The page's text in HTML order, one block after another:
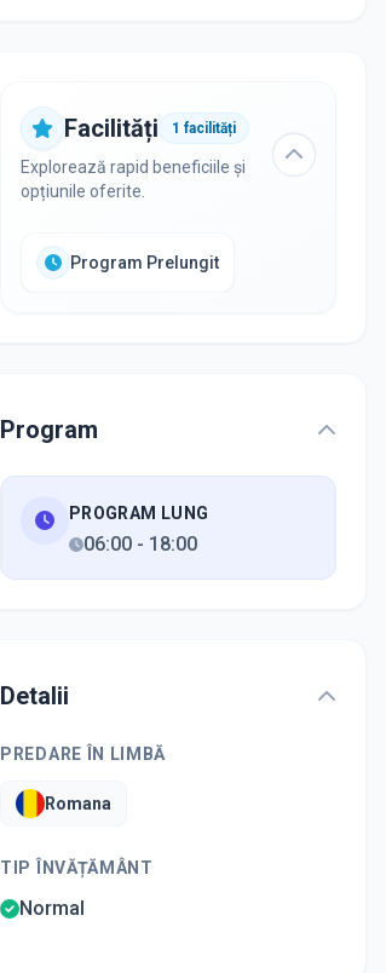
Facilități 1 facilități
Explorează rapid beneficiile și
opțiunile oferite.
Program Prelungit
Program
PROGRAM LUNG
06:00 - 18:00
Detalii
PREDARE ÎN LIMBĂ
Romana
TIP ÎNVĂȚĂMÂNT
Normal